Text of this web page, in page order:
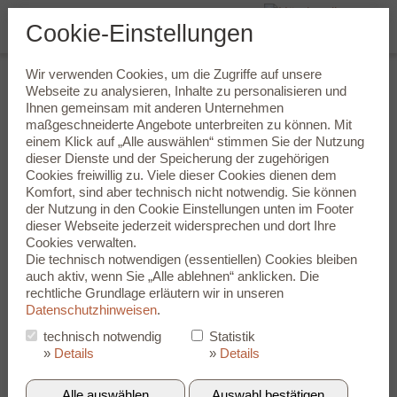
Unsere Team
Jeder von uns ist hoch spezialisiert und umfassend geschult.
Wir legen viel Wert auf einen guten internen Austausch und ein
nettes Arbeitsklima. Wir lieben unseren Beruf und das merken
unsere Kundinnen und Kunden immer wieder aufs Neue.
Lernen Sie uns kennen, wir beraten Sie umfassend und
unverblindlich.
Yves Spieldenner
Hörakustiker–Meister (seit 2010), Inhaber
"Seit 2020 bin ich Inhaber dieses Geschäftes und jeden Tag
freue ich mich aufs Neue, wenn meine Kundinnen und
Kunden zufrieden gut Hören."
Cookie-Einstellungen
Wir verwenden Cookies, um die Zugriffe auf unsere
Webseite zu analysieren, Inhalte zu personalisieren und
Ihnen gemeinsam mit anderen Unternehmen
maßgeschneiderte Angebote unterbreiten zu können. Mit
einem Klick auf „Alle auswählen“ stimmen Sie der Nutzung
dieser Dienste und der Speicherung der zugehörigen
Cookies freiwillig zu. Viele dieser Cookies dienen dem
Komfort, sind aber technisch nicht notwendig. Sie können
der Nutzung in den Cookie Einstellungenunten im Footer
dieser Webseite jederzeit widersprechen und dort Ihre
Cookies verwalten.
Die technisch notwendigen (essentiellen) Cookies bleiben
auch aktiv, wenn Sie „Alle ablehnen“ anklicken. Die
rechtliche Grundlage erläutern wir in unseren
Datenschutzhinweisen.
technisch notwendig
» Details
Statistik
» Details